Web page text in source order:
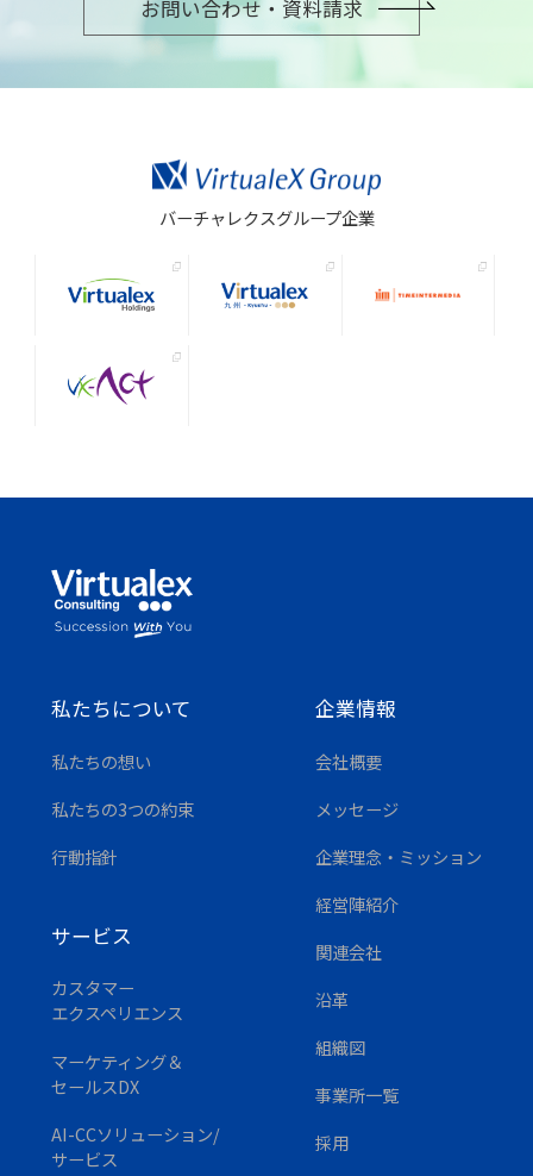
お問い合わせ・資料請求
バーチャレクスグループ企業
私たちについて
私たちの想い
私たちの3つの約束
行動指針
サービス
カスタマー
エクスペリエンス
マーケティング＆
セールスDX
AI-CCソリューション/
サービス
企業情報
会社概要
メッセージ
企業理念・ミッション
経営陣紹介
関連会社
沿革
組織図
事業所一覧
採用